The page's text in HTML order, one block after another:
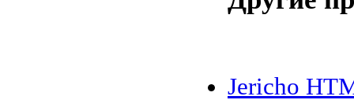
Jericho